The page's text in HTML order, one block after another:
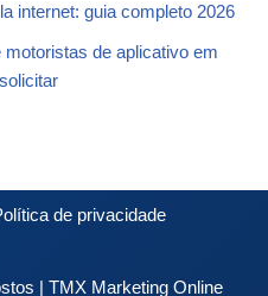
internet: guia completo 2026
de aplicativo em
de privacidade
| TMX Marketing Online